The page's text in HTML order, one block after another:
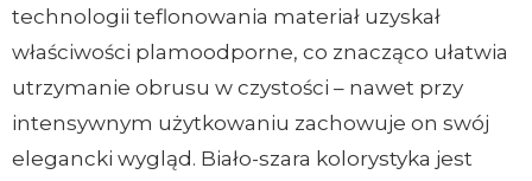
technologii teflonowania materiał uzyskał
właściwości plamoodporne, co znacząco ułatwia
utrzymanie obrusu w czystości – nawet przy
intensywnym użytkowaniu zachowuje on swój
elegancki wygląd. Biało-szara kolorystyka jest